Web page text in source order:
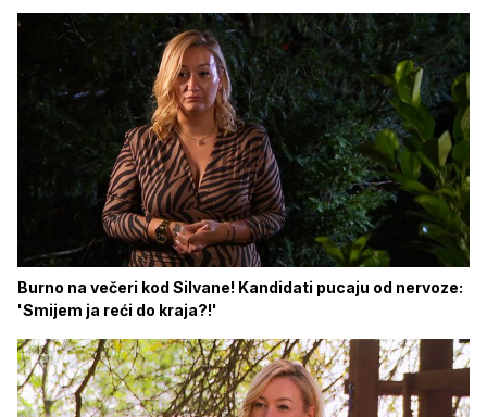
Burno na večeri kod Silvane! Kandidati pucaju od nervoze:
'Smijem ja reći do kraja?!'